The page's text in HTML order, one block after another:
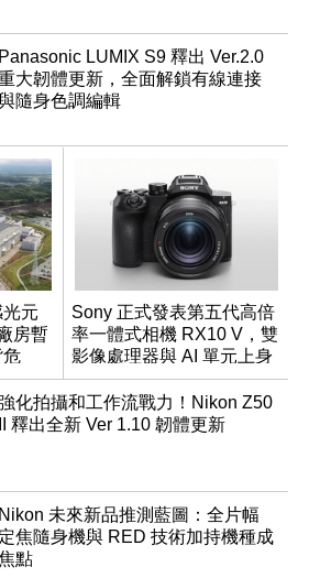
Panasonic LUMIX S9 釋出 Ver.2.0
大韌體更新，全面解鎖有線連接
隨身色調編輯
元
房暫
危
Sony 正式發表第五代高倍
率一體式相機 RX10 V，雙
影像處理器與 AI 單元上身
化拍攝和工作流戰力！Nikon Z50
II 釋出全新 Ver 1.10 韌體更新
Nikon 未來新品推測藍圖：全片幅
定焦隨身機與 RED 技術加持機種成
點